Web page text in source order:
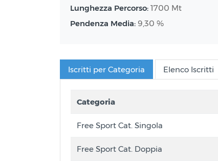
Lunghezza Percorso: 1700 Mt
Pendenza Media: 9,30 %
Iscritti per Categoria Elenco Iscritti
Categoria
Free Sport Cat. Singola
Free Sport Cat. Doppia